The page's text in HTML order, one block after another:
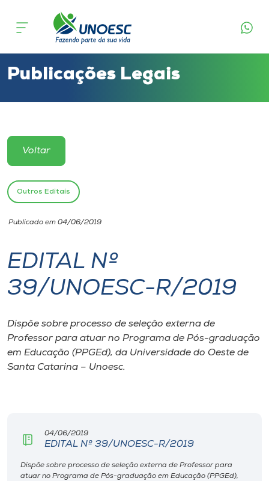
Cursos
Atendimento ao Estudante
Portal de Ensino
Unoesc
Internacionalização
I.nova
Diplomados
Cultura
Biblioteca
Editora
Publicações Legais
Voltar
Outros Editais
Publicado em 04/06/2019
EDITAL Nº
39/UNOESC-R/2019
Dispõe sobre processo de seleção externa de
Professor para atuar no Programa de Pós-graduação
em Educação (PPGEd), da Universidade do Oeste de
Santa Catarina – Unoesc.
04/06/2019
EDITAL Nº 39/UNOESC-R/2019
Dispõe sobre processo de seleção externa de Professor para
atuar no Programa de Pós-graduação em Educação (PPGEd),